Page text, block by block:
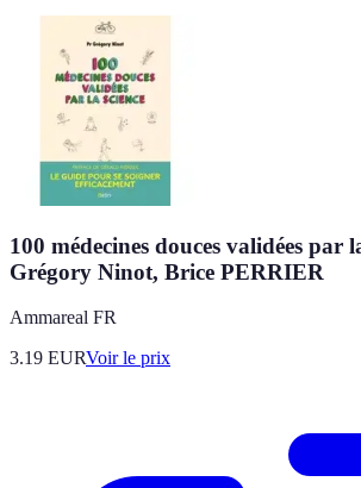
100 médecines douces validées par
Grégory Ninot, Brice PERRIER
Ammareal FR
3.19 EURVoir le prix